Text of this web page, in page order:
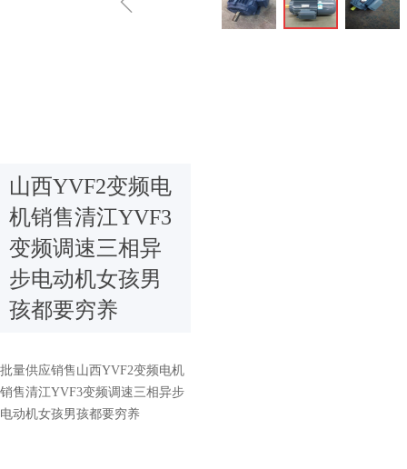
批量供应销售山西YVF2变频电机
销售清江YVF3变频调速三相异步
电动机女孩男孩都要穷养
山西YVF2变频电
机销售清江YVF3
变频调速三相异
步电动机女孩男
孩都要穷养